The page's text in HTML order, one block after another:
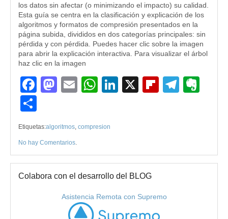
los datos sin afectar (o minimizando el impacto) su calidad.
Esta guía se centra en la clasificación y explicación de los
algoritmos y formatos de compresión presentados en la
página subida, divididos en dos categorías principales: sin
pérdida y con pérdida. Puedes hacer clic sobre la imagen
para abrir la explicación interactiva. Para visualizar el árbol
haz clic en la imagen
Facebook
Mastodon
EmailWhatsApp
LinkedIn
X Flipboard
Etiquetas:algoritmos, compresion
No hay Comentarios.
Colabora con el desarrollo del BLOG
Asistencia Remota con Supremo